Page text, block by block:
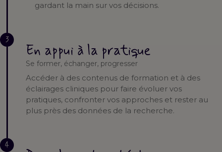
gardant la main sur vos décisions.
3
En appui à la pratique
Se former, échanger, progresser
Accéder à des contenus de formation et à des
éclairages cliniques pour faire évoluer vos
pratiques, confronter vos approches et rester au
plus près des données de la recherche.
4